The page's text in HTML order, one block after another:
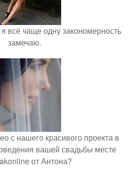
всё чаще одну закономерность
замечаю.
с нашего красивого проекта в
вашей свадьбы месте
от Антона?